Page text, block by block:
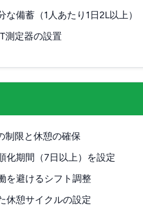
備蓄（1人あたり1日2L以上）
測定器の設置
制限と休憩の確保
化期間（7日以上）を設定
を避けるシフト調整
休憩サイクルの設定